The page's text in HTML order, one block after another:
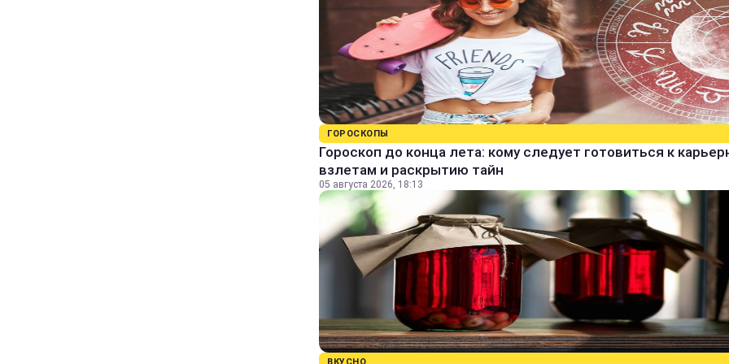
ГОРОСКОПЫ
Гороскоп до конца лета: кому следует готовиться к
взлетам и раскрытию тайн
05 августа 2026, 18:13